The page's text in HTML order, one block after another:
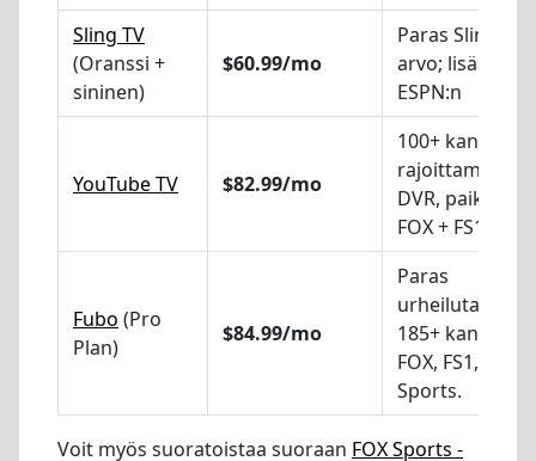
Sling TV
(Oranssi +
sininen)
$60.99/mo
Paras Sling-
arvo; lisää
ESPN:n
YouTube TV $82.99/mo
100+ kanavaa,
rajoittamaton
DVR,
FOX + FS1
Fubo (Pro
Plan)
$84.99/mo
Paras
185+ kanavaa,
FOX, FS1, beIN
Sports.
Voit myös suoratoistaa suoraan FOX Sports -